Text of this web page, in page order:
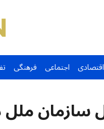
اقتصادی اجتماعی فرهنگی
ملل